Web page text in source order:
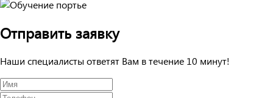
Отправить заявку
Наши специалисты ответят Вам в течение 10 минут!